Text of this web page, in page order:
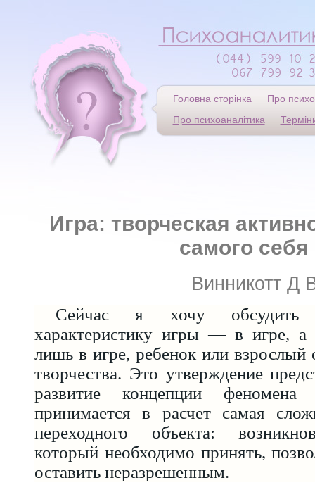
Головна сторінка
Про
Про психоаналітика
Игра: творческая
самого себя
Винникотт Д
Сейчас я хочу обсудить
характеристику игры — в игре, а
лишь в игре, ребенок или взрослый
творчества. Это утверждение
развитие концепции феномена
принимается в расчет самая
переходного объекта:
который необходимо принять,
оставить неразрешенным.